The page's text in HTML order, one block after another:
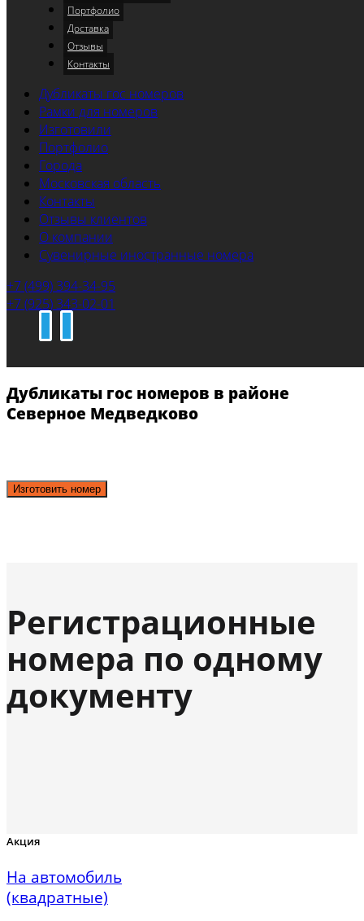
Портфолио
Доставка
Отзывы
Контакты
Дубликаты гос номеров
Рамки для номеров
Изготовили
Портфолио
Города
Московская область
Контакты
Отзывы клиентов
О компании
Сувенирные иностранные номера
+7 (499) 394-34-95
+7 (925) 343-02-01
Дубликаты гос номеров в районе
Северное Медведково
Изготовить номер
Регистрационные
номера по одному
документу
Акция
На автомобиль
(квадратные)